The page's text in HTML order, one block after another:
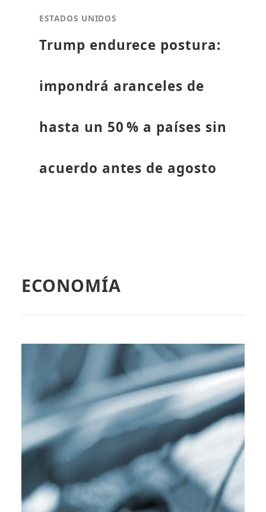
ESTADOS UNIDOS
Trump endurece postura:
impondrá aranceles de
hasta un 50 % a países sin
acuerdo antes de agosto
ECONOMÍA